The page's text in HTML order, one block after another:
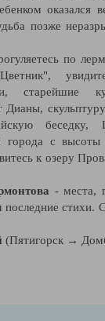
оказался
позже
по
старейшие
беседку,
города с
к озеру
- места,
стихи.
(Пятигорск →